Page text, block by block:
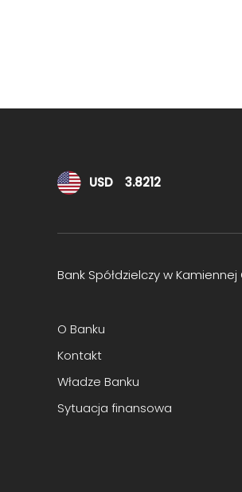
Kursy walut
USD 3.8212
Bank Spółdzielczy w
O Banku
Kontakt
Władze Banku
Sytuacja finansowa